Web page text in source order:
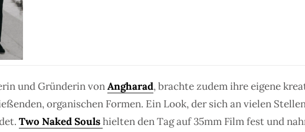
und Gründerin vonAngharad, brachte zudem ihre eigene
organischen Formen. Ein Look, der sich an vielen
Two Naked Soulshielten den Tag auf 35mm Film fest und